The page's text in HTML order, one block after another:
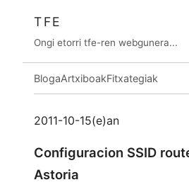
TFE
Ongi etorri tfe-ren webgunera...
BlogaArtxiboakFitxategiak
2011-10-15(e)an
Configuracion SSID
Astoria